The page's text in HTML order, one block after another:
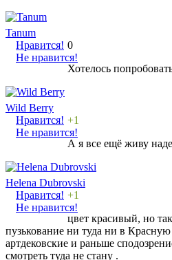
Tanum
Нравится!
Не нравится!
0
Хотелось
Wild Berry
Нравится!
Не нравится!
+1
А я все ещё живу
Helena Dubrovski
Нравится!
Не нравится!
+1
цвет красивый, но
пузькование ни туда ни в
артдековские и раньше
смотреть туда не стану .